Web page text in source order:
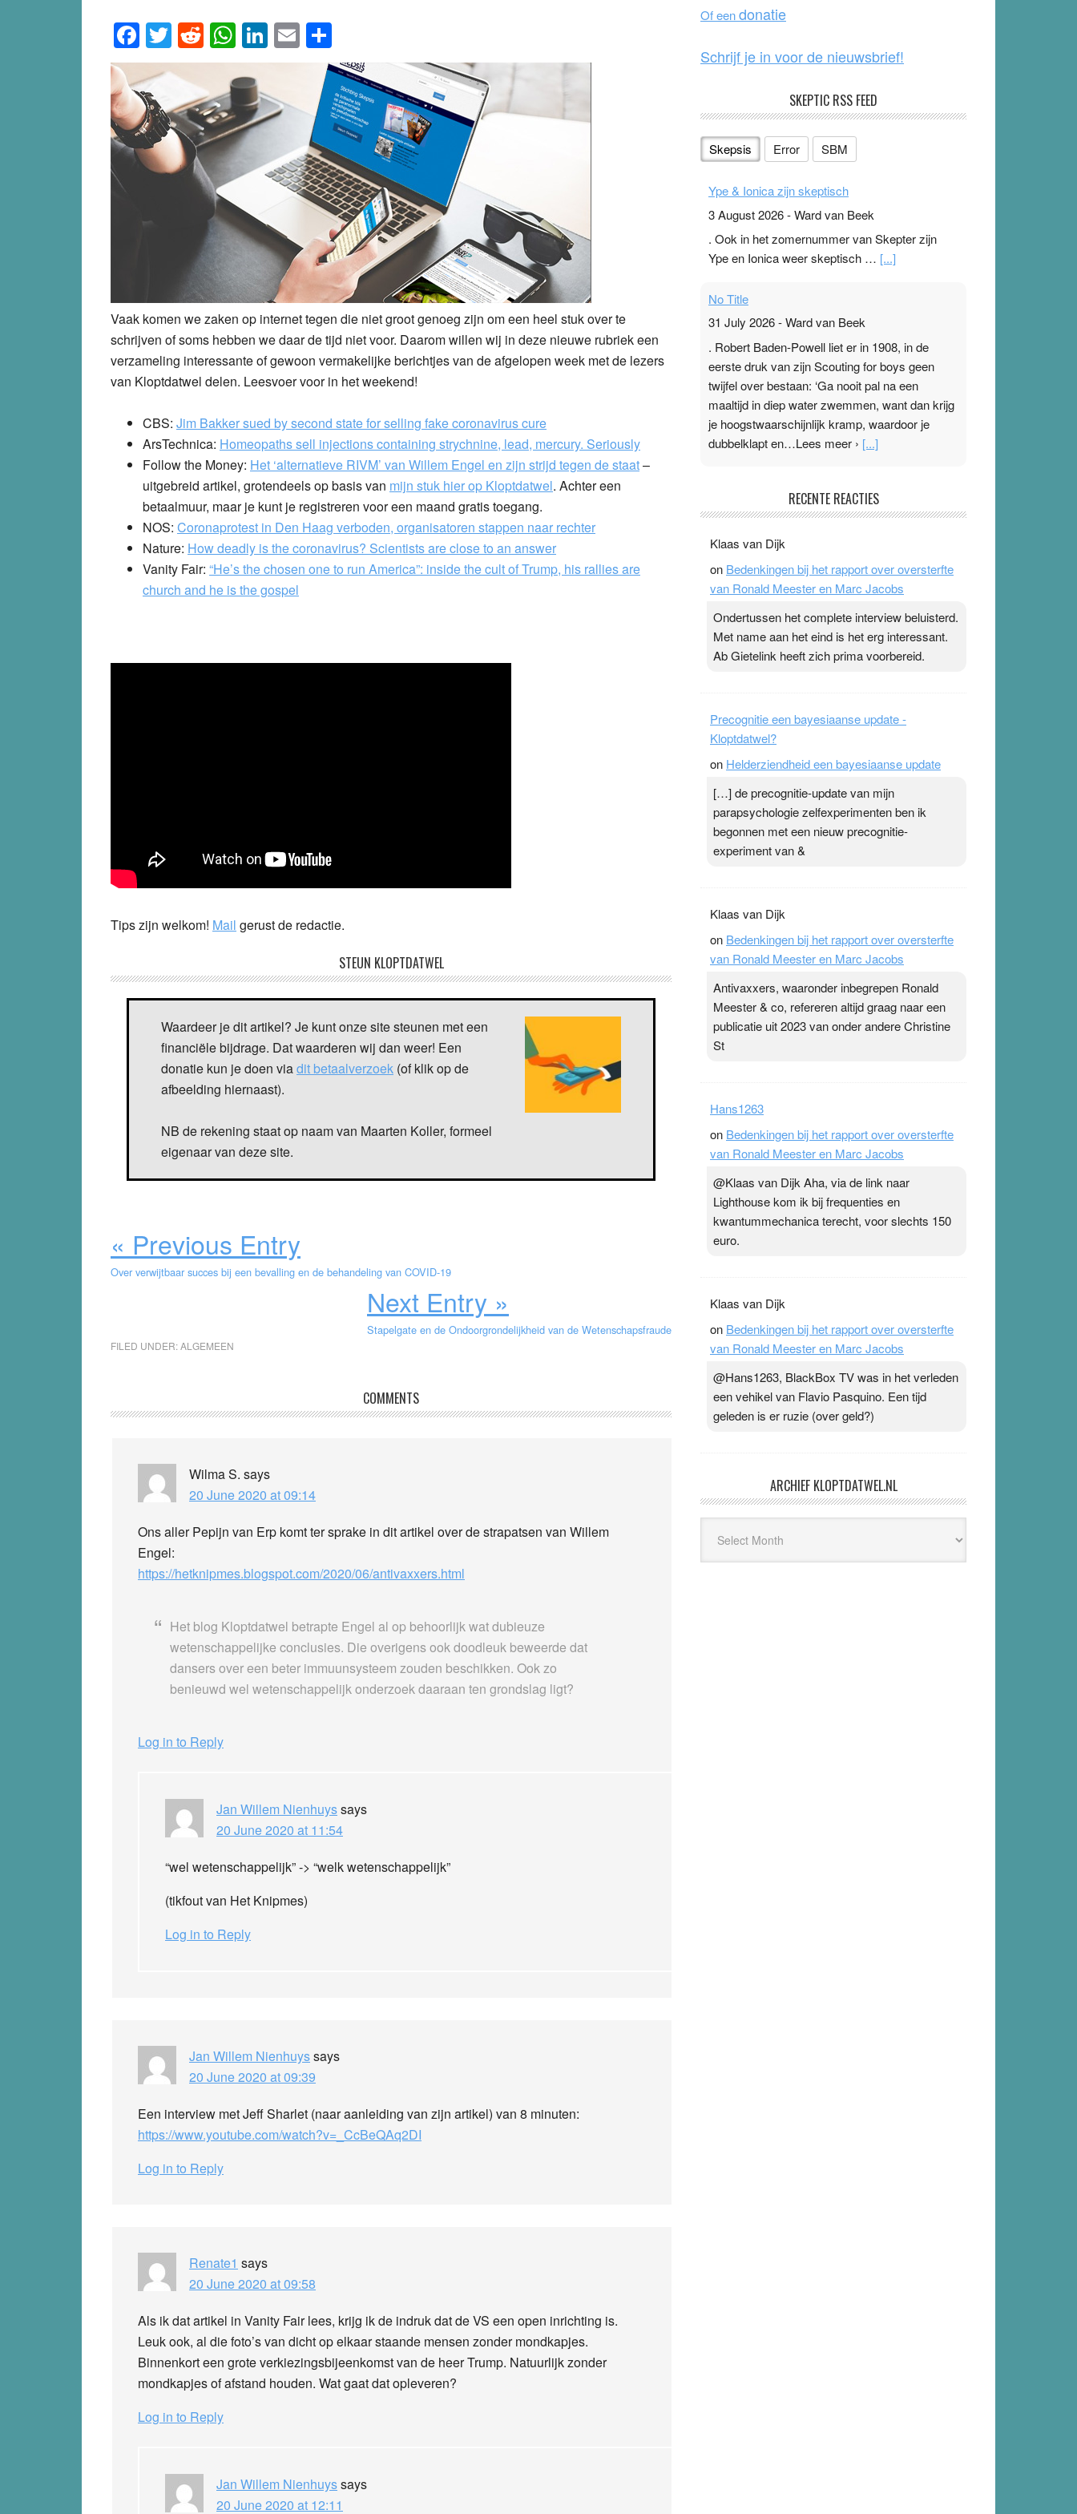
Facebook
Twitter
Reddit
WhatsApp
LinkedIn
Email
Vaak komen we zaken op internet tegen die niet groot genoeg zijn om een heel stuk over te
schrijven of soms hebben we daar de tijd niet voor. Daarom willen wij in deze nieuwe rubriek een
verzameling interessante of gewoon vermakelijke berichtjes van de afgelopen week met de lezers
van Kloptdatwel delen. Leesvoer voor in het weekend!
CBS: Jim Bakker sued by second state for selling fake coronavirus cure
ArsTechnica: Homeopaths sell injections containing strychnine, lead, mercury. Seriously
Follow the Money: Het ‘alternatieve RIVM’ van Willem Engel en zijn strijd tegen de staat–
uitgebreid artikel, grotendeels op basis van mijn stuk hier op Kloptdatwel. Achter een
betaalmuur, maar je kunt je registreren voor een maand gratis toegang.
NOS: Coronaprotest in Den Haag verboden, organisatoren stappen naar rechter
Nature: How deadly is the coronavirus? Scientists are close to an answer
Vanity Fair: “He’s the chosen one to run America”: inside the cult of Trump, his rallies are
church and he is the gospel
Tips zijn welkom! Mail gerust de redactie.
STEUN KLOPTDATWEL
Waardeer je dit artikel? Je kunt onze site steunen met een
financiële bijdrage. Dat waarderen wij dan weer! Een
donatie kun je doen viadit betaalverzoek (of klik op de
afbeelding hiernaast).
NB de rekening staat op naam van Maarten Koller, formeel
eigenaar van deze site.
« Previous Entry
Over verwijtbaar succes bij een bevalling en de behandeling van COVID-19
Next Entry »
Stapelgate en de Ondoorgrondelijkheid van de Wetenschapsfraude
FILED UNDER:ALGEMEEN
Interactions
COMMENTS
Wilma S. says
20 June 2020 at 09:14
Ons aller Pepijn van Erp komt ter sprake in dit artikel over de strapatsen van Willem
Engel:
https://hetknipmes.blogspot.com/2020/06/antivaxxers.html
Het blog Kloptdatwel betrapte Engel al op behoorlijk wat dubieuze
wetenschappelijke conclusies. Die overigens ook doodleuk beweerde dat
dansers over een beter immuunsysteem zouden beschikken. Ook zo
benieuwd wel wetenschappelijk onderzoek daaraan ten grondslag ligt?
Log in to Reply
Jan Willem Nienhuyssays
20 June 2020 at 11:54
“wel wetenschappelijk” -> “welk wetenschappelijk”
(tikfout van Het Knipmes)
Log in to Reply
Jan Willem Nienhuyssays
20 June 2020 at 09:39
Een interview met Jeff Sharlet (naar aanleiding van zijn artikel) van 8 minuten:
https://www.youtube.com/watch?v=_CcBeQAq2DI
Log in to Reply
Renate1 says
20 June 2020 at 09:58
Als ik dat artikel in Vanity Fair lees, krijg ik de indruk dat de VS een open inrichting is.
Leuk ook, al die foto’s van dicht op elkaar staande mensen zonder mondkapjes.
Binnenkort een grote verkiezingsbijeenkomst van de heer Trump. Natuurlijk zonder
mondkapjes of afstand houden. Wat gaat dat opleveren?
Log in to Reply
Jan Willem Nienhuyssays
20 June 2020 at 12:11
k
Of eendonatie
Schrijf je in voor de nieuwsbrief!
SKEPTIC RSS FEED
Skepsis Error SBM
Ype & Ionica zijn skeptisch
3 August 2026-Ward van Beek
. Ook in het zomernummer van Skepter zijn
Ype en Ionica weer skeptisch … [...]
No Title
31 July 2026-Ward van Beek
. Robert Baden-Powell liet er in 1908, in de
eerste druk van zijn Scouting for boys geen
twijfel over bestaan: ‘Ga nooit pal na een
maaltijd in diep water zwemmen, want dan krijg
je hoogstwaarschijnlijk kramp, waardoor je
dubbelklapt en…Lees meer › [...]
Ward van Beek
topsporters. Ze hopen ermee hun hartslag te
verlagen terwijl ze meer zuurstof opnemen.
Daarop heeft zo’n pleister geen effect. Maar het
zijn. Door…Lees meer Pleisterplakkers in de
topspsort › [...]
RECENTE REACTIES
Klaas van Dijk
on Bedenkingen bij het rapport over oversterfte
van Ronald Meester en Marc Jacobs
Ondertussen het complete interview beluisterd.
Met name aan het eind is het erg interessant.
Ab Gietelink heeft zich prima voorbereid.
Precognitie een bayesiaanse update -
Kloptdatwel?
on Helderziendheid een bayesiaanse update
[…] de precognitie-update van mijn
parapsychologie zelfexperimenten ben ik
begonnen met een nieuw precognitie-
experiment van &
Klaas van Dijk
on Bedenkingen bij het rapport over oversterfte
van Ronald Meester en Marc Jacobs
Antivaxxers, waaronder inbegrepen Ronald
Meester & co, refereren altijd graag naar een
publicatie uit 2023 van onder andere Christine
St
Hans1263
on Bedenkingen bij het rapport over oversterfte
van Ronald Meester en Marc Jacobs
@Klaas van Dijk Aha, via de link naar
Lighthouse kom ik bij frequenties en
kwantummechanica terecht, voor slechts 150
euro.
Klaas van Dijk
on Bedenkingen bij het rapport over oversterfte
van Ronald Meester en Marc Jacobs
@Hans1263, BlackBox TV was in het verleden
een vehikel van Flavio Pasquino. Een tijd
geleden is er ruzie (over geld?)
ARCHIEF KLOPTDATWEL.NL
Kloptdatwel.nl